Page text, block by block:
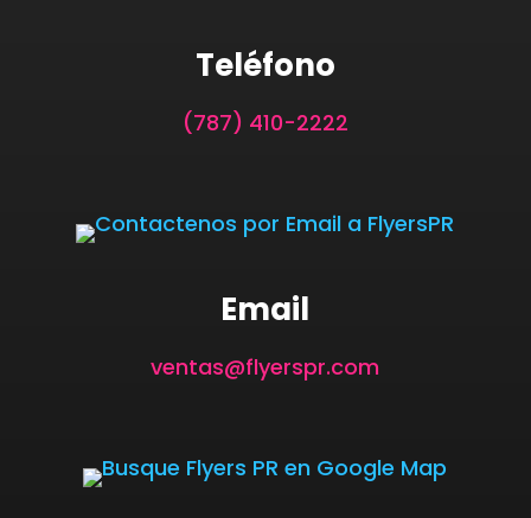
Teléfono
(787) 410-2222
Email
ventas@flyerspr.com